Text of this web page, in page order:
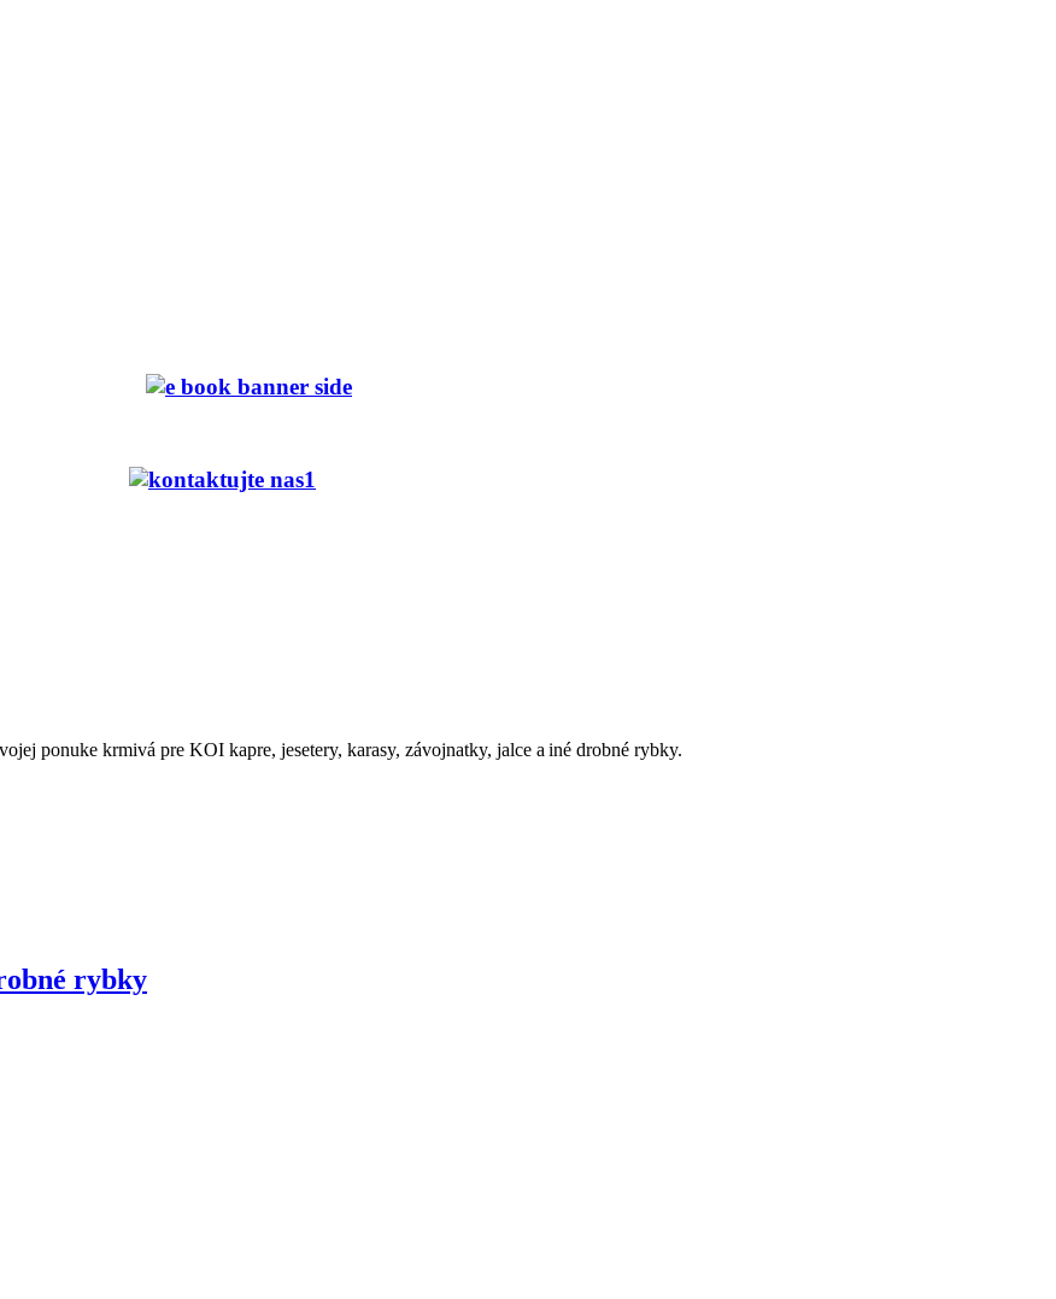
ponuke krmivá pre KOI kapre, jesetery, karasy, závojnatky, jalce a iné drobné rybky.
rybky